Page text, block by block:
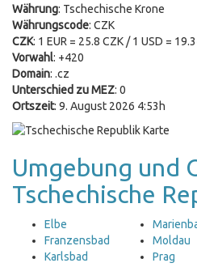
Währung: Tschechische Krone
Währungscode: CZK
CZK: 1 EUR = 25.8 CZK / 1 USD =
Vorwahl: +420
Domain: .cz
Unterschied zu MEZ: 0
Ortszeit: 9. August 2026 4:53h
Umgebung und
Tschechische
Elbe
Franzensbad
Karlsbad
Moldau
Prag